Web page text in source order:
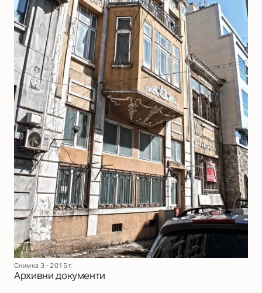
Снимка 3 - 2015 г.
Архивни документи